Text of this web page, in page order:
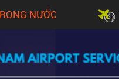
NƯỚC